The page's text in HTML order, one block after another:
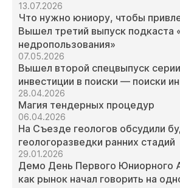
13.07.2026
Что нужно юниору, чтобы
Вышел третий выпуск подкаста
недропользования»
07.05.2026
Вышел второй спецвыпуск
инвестиции в поиски — поиски
28.04.2026
Магия тендерных процедур
06.04.2026
На Съезде геологов обсудили
геологоразведки ранних стадий
29.01.2026
Демо День Первого Юниорного
как рынок начал говорить на